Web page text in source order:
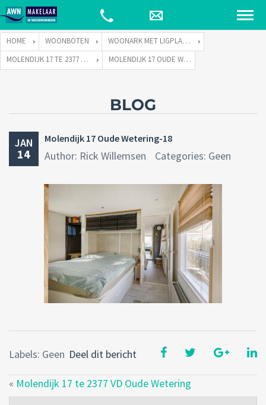
HOME WOONBOTEN
WOONARK MET LIGPLAATS
MOLENDIJK 17 TE 2377 VD OUDE WETERING
MOLENDIJK 17 OUDE WETERING-18
BLOG
JAN
14
Molendijk 17 Oude Wetering-18
Author: Rick Willemsen Categories: Geen
Deel dit bericht
Labels: Geen
« Molendijk 17 te 2377 VD Oude Wetering